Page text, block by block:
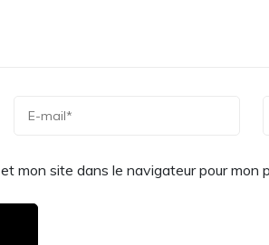
mon site dans le navigateur pour mon